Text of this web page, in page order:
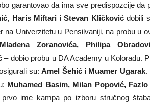
garantovao da ima sve predispozcije da
Haris Miftari iStevan Kličkovićdobili
na Univerzitetu u Pensilvaniji, na probu u
Zoranovića, Philipa
– dobio probu u DA Academy u Koloradu.
su:Amel Šehić i Muamer Ugarak.
Muhamed Basim, Milan Popović,
ime kampa po izboru stručnog